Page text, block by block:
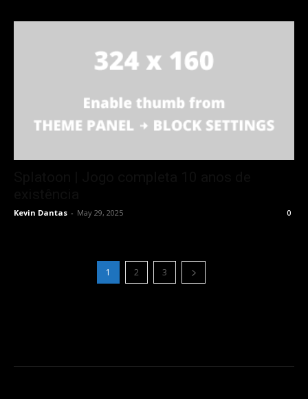
Kevin Dantas - May 29, 2025 0
1 2 3